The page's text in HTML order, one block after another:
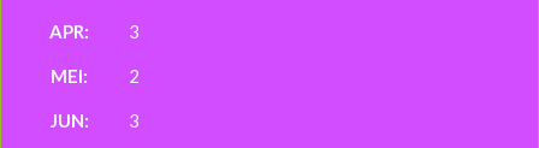
3
2
3